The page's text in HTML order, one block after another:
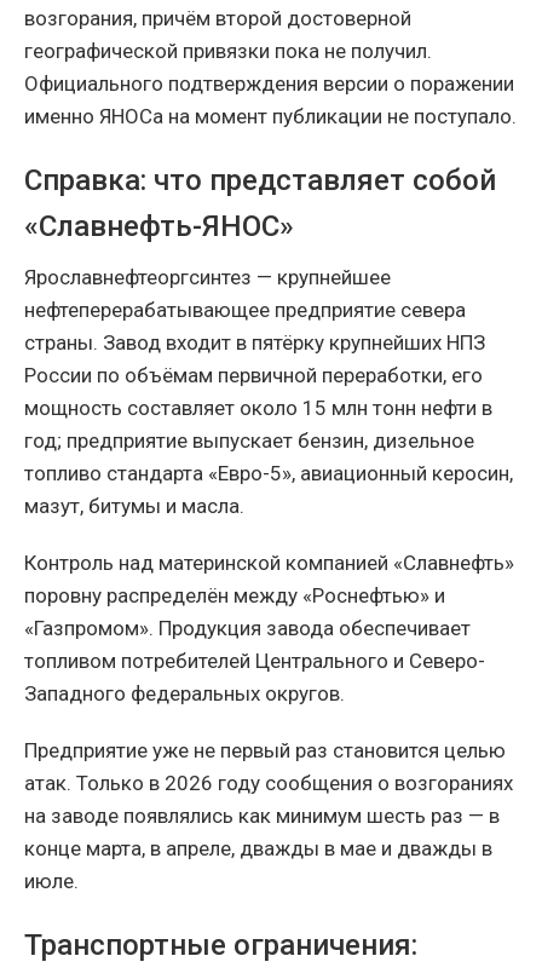
возгорания, причём второй достоверной
географической привязки пока не получил.
Официального подтверждения версии о поражении
именно ЯНОСа на момент публикации не поступало.
Справка: что представляет собой
«Славнефть-ЯНОС»
Ярославнефтеоргсинтез — крупнейшее
нефтеперерабатывающее предприятие севера
страны. Завод входит в пятёрку крупнейших НПЗ
России по объёмам первичной переработки, его
мощность составляет около 15 млн тонн нефти в
год; предприятие выпускает бензин, дизельное
топливо стандарта «Евро-5», авиационный керосин,
мазут, битумы и масла.
Контроль над материнской компанией «Славнефть»
поровну распределён между «Роснефтью» и
«Газпромом». Продукция завода обеспечивает
топливом потребителей Центрального и Северо-
Западного федеральных округов.
Предприятие уже не первый раз становится целью
атак. Только в 2026 году сообщения о возгораниях
на заводе появлялись как минимум шесть раз — в
конце марта, в апреле, дважды в мае и дважды в
июле.
Транспортные ограничения: